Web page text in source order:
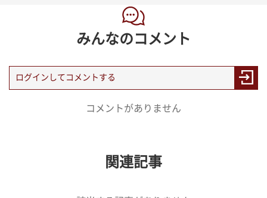
みんなのコメント
コメントがありません
関連記事